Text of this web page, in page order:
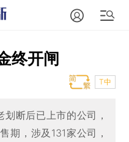
终开闸
T中
断后已上市的公司，
期，涉及131家公司，